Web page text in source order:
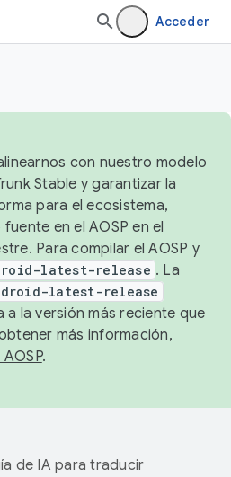
Acceder
con nuestro modelo
Stable y garantizar la
para el ecosistema,
en el AOSP en el
Para compilar el AOSP y
latest-release . La
latest-release
a la versión más reciente que
más información,
.
de IA para traducir